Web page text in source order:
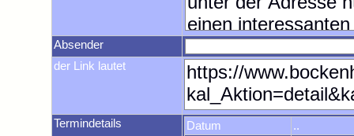
Absender
der Link lautet
Termindetails Datum
..